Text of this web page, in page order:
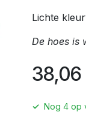
Lichte
De hoes is
38,06
✓ Nog 4 op